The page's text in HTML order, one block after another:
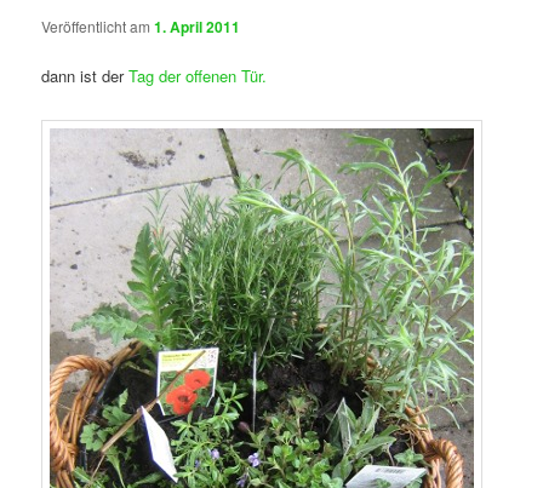
Veröffentlicht am1. April 2011
dann ist derTag der offenen Tür.